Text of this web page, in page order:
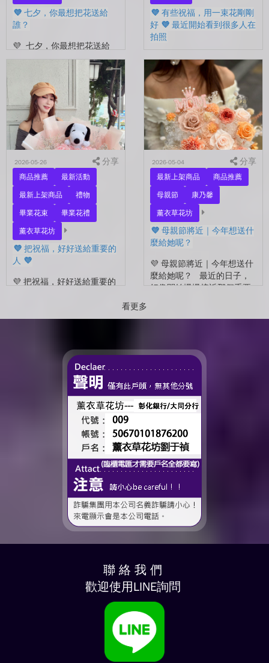
💜 七夕，你最想把花送給
誰？
💜 七夕，你最想把花送給
誰？ 是陪你走過每一天的
另一半，是一直默默支持你
的家人，還是那個努力生活
的自己？ 花，不一定要等
到特別的人才能收到。...
💜 有些祝福，用一束花剛剛
好 💜 最近開始看到很多人在
拍照
💜 有些祝福，用一束花剛剛
好 💜 最近開始看到很多人
在拍照📷 穿著學士服、抱著
花束，笑著紀錄這段重要的
時光🤍 一路走到現在，一
定有很多不容易。 熬過考
試...
2026-05-26 分享
商品推薦
最新活動
最新上架商品
禮物
畢業花束
畢業花禮
薰衣草花坊
💜 把祝福，好好送給重要的
人 💜
💜 把祝福，好好送給重要的
很多，準備往下一段生活前
2026-05-04 分享
最新上架商品
商品推薦
母親節
康乃馨
薰衣草花坊
💜 母親節將近｜今年想送什
麼給她呢？
💜 母親節將近｜今年想送什
麼給她呢？ 最近的日子，
好像開始慢慢接近那個重要
看更多
聯 絡 我 們
歡迎使用LINE詢問